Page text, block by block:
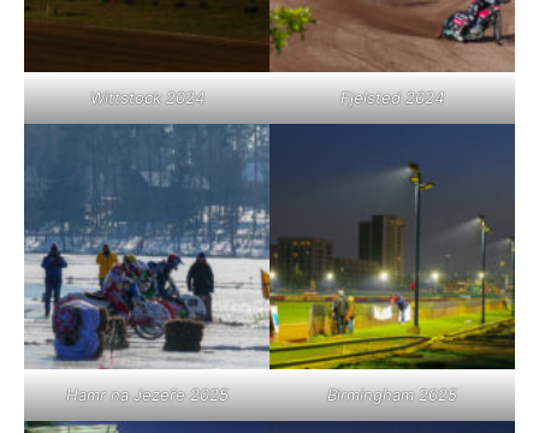
Wittstock 2024 Fjelsted 2024
Hamr na Jezeře 2025 Birmingham 2025